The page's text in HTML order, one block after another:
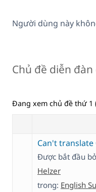
Người dùng này
Chủ đề diễn
Đang xem chủ đề thứ 1
Can't translate
Được bắt đầu
Helzer
trong: English